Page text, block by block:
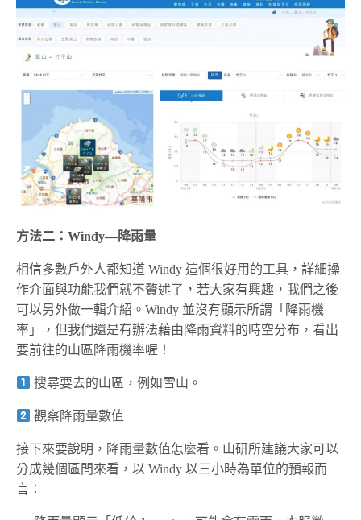
方法二：Windy—降雨量
相信多數戶外人都知道 Windy 這個很好用的工具，詳細操
作介面與功能我們就不贅述了，若大家有興趣，我們之後
可以另外做一輯介紹。Windy 並沒有顯示所謂「降雨機
率」，但我們還是有辦法藉由降雨資料的時空分布，看出
要前往的山區降雨機率喔！
搜尋要去的山區，例如雪山。
觀察降雨量數值
接下來要說明，降雨量數值怎麼看。山研所建議大家可以
分成幾個區間來看，以 Windy 以三小時為單位的預報而
言：